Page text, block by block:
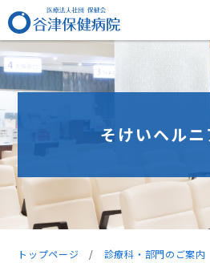
そけいヘル
トップページ / 診療科・部門のご案内